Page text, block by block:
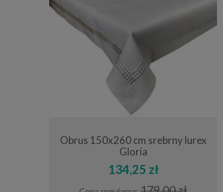
Obrus 150x260 cm srebrny lurex
Gloria
134,25 zł